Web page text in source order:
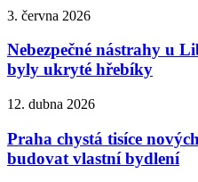
3. června 2026
Nebezpečné nástrahy u
byly ukryté hřebíky
12. dubna 2026
Praha chystá tisíce
budovat vlastní bydlení